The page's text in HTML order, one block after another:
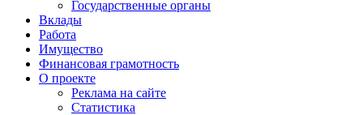
Государственные органы
Вклады
Работа
Имущество
Финансовая грамотность
О проекте
Реклама на сайте
Статистика